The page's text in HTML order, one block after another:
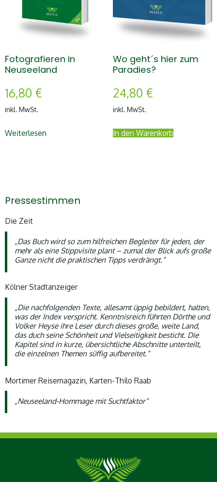
Fotografieren in
Neuseeland
16,80 €
inkl. MwSt.
Weiterlesen
Wo geht´s hier zum
Paradies?
24,80 €
inkl. MwSt.
In den Warenkorb
Pressestimmen
Die Zeit
„Das Buch wird so zum hilfreichen Begleiter für jeden, der
mehr als eine Stippvisite plant – zumal der Blick aufs große
Ganze nicht die praktischen Tipps verdrängt.“
Kölner Stadtanzeiger
„Die nachfolgenden Texte, allesamt üppig bebildert, halten,
was der Index verspricht. Kenntnisreich führten Dörthe und
Volker Heyse ihre Leser durch dieses große, weite Land,
das duch seine Schönheit und Vielseitigkeit besticht. Die
Kapitel sind in kurze, übersichtliche Abschnitte unterteilt,
die einzelnen Themen süffig aufbereitet.“
Mortimer Reisemagazin, Karten-Thilo Raab
„Neuseeland-Hommage mit Suchtfaktor“